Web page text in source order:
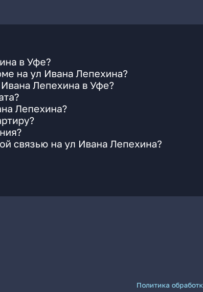
в Уфе?
на ул Ивана Лепехина?
Лепехина в Уфе?
Лепехина?
связью на ул Ивана Лепехина?
Политика